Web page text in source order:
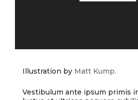
Illustration by Matt Kump.
Vestibulum ante ipsum primis